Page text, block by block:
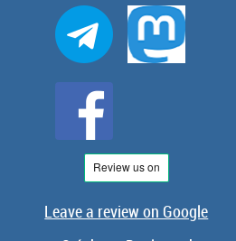
Leave a review on Google